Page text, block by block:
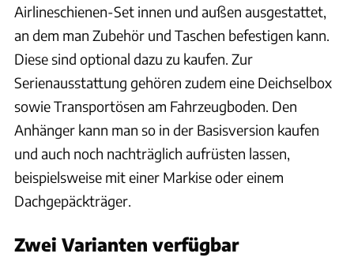
Airlineschienen-Set innen und außen ausgestattet,
an dem man Zubehör und Taschen befestigen kann.
Diese sind optional dazu zu kaufen. Zur
Serienausstattung gehören zudem eine Deichselbox
sowie Transportösen am Fahrzeugboden. Den
Anhänger kann man so in der Basisversion kaufen
und auch noch nachträglich aufrüsten lassen,
beispielsweise mit einer Markise oder einem
Dachgepäckträger.
Zwei Varianten verfügbar